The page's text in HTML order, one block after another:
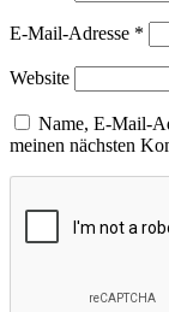
E-Mail-Adresse *
Website
Name, E-Mail-
meinen nächsten